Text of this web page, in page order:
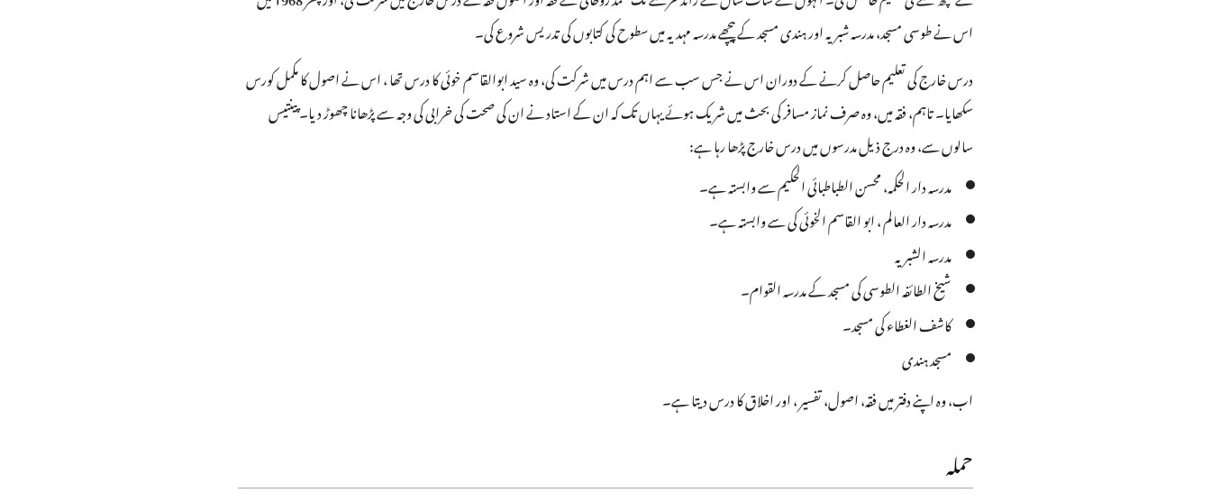
اس نے طوسی مسجد، مدرسہ شبریہ اور ہندی مسجد کے پیچھے مدرسہ مہدیہ میں سطوح کی کتابوں کی تدریس شروع کی۔
درس خارج کی تعلیم حاصل کرنے کے دوران اس نے جس سب سے اہم درس میں شرکت کی، وہ سید ابوالقاسم خوئی کا درس تھا ، اس نے اصول کا مکمل کورس
سکھایا۔ تاہم، فقہ میں، وہ صرف نماز مسافر کی بحث میں شریک ہوئے یہاں تک کہ ان کے استاد نے ان کی صحت کی خرابی کی وجہ سے پڑھانا چھوڑ دیا۔ پینتیس
سالوں سے، وہ درج ذیل مدرسوں میں درس خارج پڑھا رہا ہے:
مدرسہ دار الحکمہ، محسن الطباطبائی الحکیم سے وابستہ ہے۔
مدرسہ دار العالم ، ابو القاسم الخوئی کی سے وابستہ ہے۔
مدرسہ الشبریہ
شیخ الطائفہ الطوسی کی مسجد کے مدرسہ القوام۔
کاشف الغطاء کی مسجد۔
مسجد ہندی
اب، وہ اپنے دفتر میں فقہ، اصول، تفسیر ، اور اخلاق کا درس دیتا ہے۔
حملہ